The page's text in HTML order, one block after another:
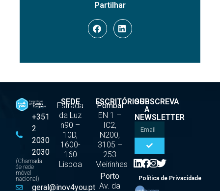
Partilhar
+351
2
2030
2030
(Chamada
de rede
móvel
nacional)
geral@inov4you.pt
SEDE
Estrada
da Luz
n90 –
10D,
1600-
160
Lisboa
ESCRITÓRIOS
Pombal
EN 1 –
IC2,
N200,
3105 –
253
Meirinhas
Porto
Av. da
SUBSCREVA
A
NEWSLETTER
Política de Privacidade